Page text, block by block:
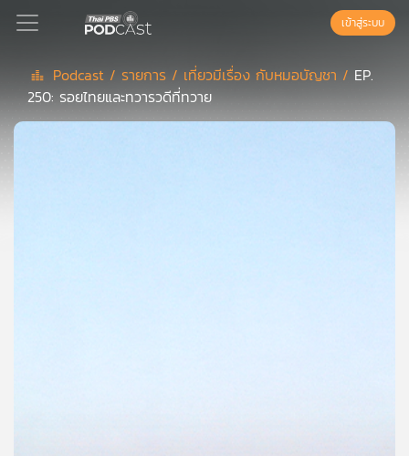
Podcast
เข้าสู่ระบบ
Podcast / รายการ / เที่ยวมีเรื่อง กับหมอบัญชา / EP.
250: รอยไทยและทวารวดีที่ทวาย